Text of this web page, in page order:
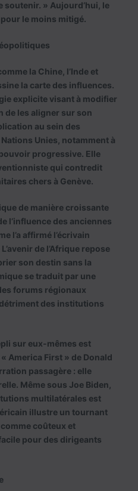
soutenir. » Aujourd’hui, le
le moins mitigé.
la Chine, l’Inde et
la carte des influences.
explicite visant à modifier
de les aligner sur son
au sein des
Unies, notamment à
progressive. Elle
qui contredit
chers à Genève.
de manière croissante
l’influence des anciennes
l’a affirmé l’écrivain
de l’Afrique repose
son destin sans la
se traduit par une
forums régionaux
des institutions
sur eux-mêmes est
America First » de Donald
passagère : elle
Même sous Joe Biden,
multilatérales est
illustre un tournant
coûteux et
pour des dirigeants